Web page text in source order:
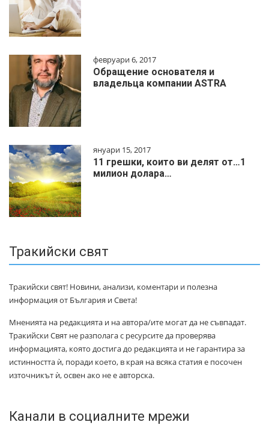
февруари 6, 2017
Обращение основателя и
владельца компании ASTRA
януари 15, 2017
11 грешки, които ви делят от…1
милиoн дoлapa…
Тракийски свят
Тракийски свят! Новини, анализи, коментари и полезна
информация от България и Света!
Мненията на редакцията и на автора/ите могат да не съвпадат.
Тракийски Свят не разполага с ресурсите да проверява
информацията, която достига до редакцията и не гарантира за
истинността ѝ, поради което, в края на всяка статия е посочен
източникът ѝ, освен ако не е авторска.
Канали в социалните мрежи